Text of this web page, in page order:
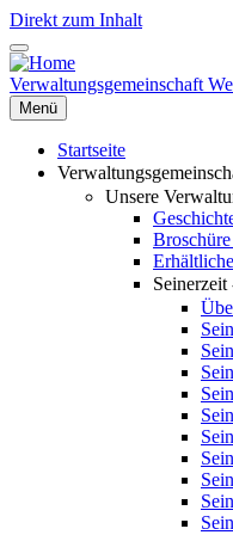
Direkt zum Inhalt
Verwaltungsgemeinschaft
Menü
Startseite
Unsere